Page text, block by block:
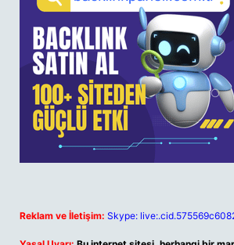
Reklam ve İletişim: Skype: